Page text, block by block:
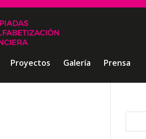
Proyectos Galería Prensa